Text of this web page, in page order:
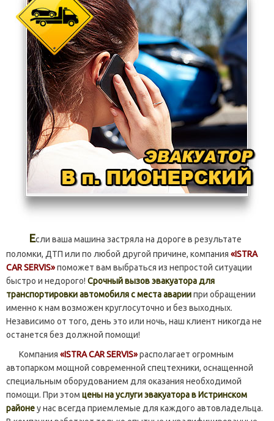
Если ваша машина застряла на дороге в результате
поломки, ДТП или по любой другой причине, компания «ISTRA
CAR SERVIS»поможет вам выбраться из непростой ситуации
быстро и недорого! Срочный вызов эвакуатора для
транспортировки автомобиля с места авариипри обращении
именно к нам возможен круглосуточно и без выходных.
Независимо от того, день это или ночь, наш клиент никогда не
останется без должной помощи!
Компания «ISTRA CAR SERVIS»располагает огромным
автопарком мощной современной спецтехники, оснащенной
специальным оборудованием для оказания необходимой
помощи. При этом цены на услуги эвакуатора в Истринском
районеу нас всегда приемлемые для каждого автовладельца.